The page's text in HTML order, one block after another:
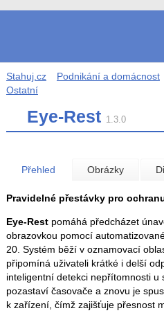
Stahuj.cz Podnikání a domácnost
Ostatní
Eye-Rest 1.3.0
Přehled Obrázky
Pravidelné přestávky pro
Eye-Restpomáhá předcházet
obrazovkou pomocí
20. Systém běží v oznamovací
připomíná uživateli krátké i delší
inteligentní detekci nepřítomnosti u
pozastaví časovače a znovu je
k zařízení, čímž zajišťuje přesnost